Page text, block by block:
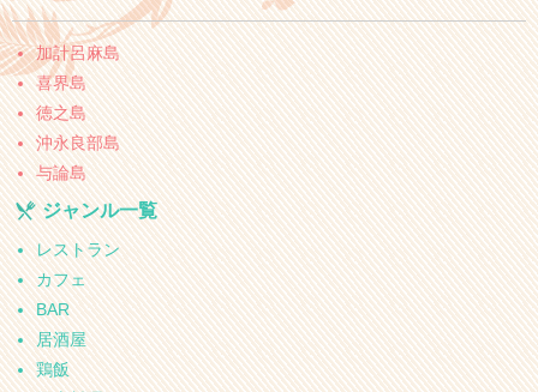
加計呂麻島
喜界島
徳之島
沖永良部島
与論島
ジャンル一覧
レストラン
カフェ
BAR
居酒屋
鶏飯